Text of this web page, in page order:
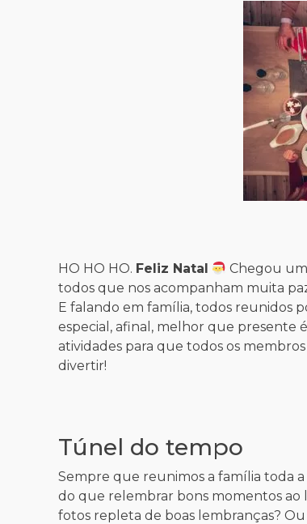
HO HO HO. Feliz Natal
Chegou um
todos que nos acompanham muita
E falando em família, todos reunidos
especial, afinal, melhor que presente
atividades para que todos os
divertir!
Túnel do tempo
Sempre que reunimos a família toda
do que relembrar bons momentos ao
fotos repleta de boas lembranças?